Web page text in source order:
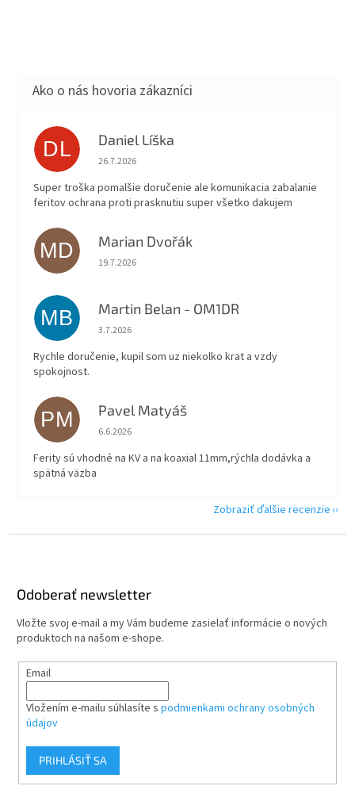
DL Daniel Líška
Hodnotenie obchodu je 5 z 5 hviezdičiek.
26.7.2026
Super troška pomalšie doručenie ale komunikacia zabalanie
feritov ochrana proti prasknutiu super všetko dakujem
MD Marian Dvořák
Hodnotenie obchodu je 5 z 5 hviezdičiek.
19.7.2026
MB Martin Belan - OM1DR
Hodnotenie obchodu je 5 z 5 hviezdičiek.
3.7.2026
Rychle doručenie, kupil som uz niekolko krat a vzdy
spokojnost.
PM Pavel Matyáš
Hodnotenie obchodu je 5 z 5 hviezdičiek.
6.6.2026
Ferity sú vhodné na KV a na koaxial 11mm,rýchla dodávka a
spätná väzba
Zobraziť ďalšie recenzie
Odoberať newsletter
Vložte svoj e-mail a my Vám budeme zasielať informácie o nových
produktoch na našom e-shope.
Email
Vložením e-mailu súhlasíte s podmienkami ochrany osobných
údajov
PRIHLÁSIŤ SA